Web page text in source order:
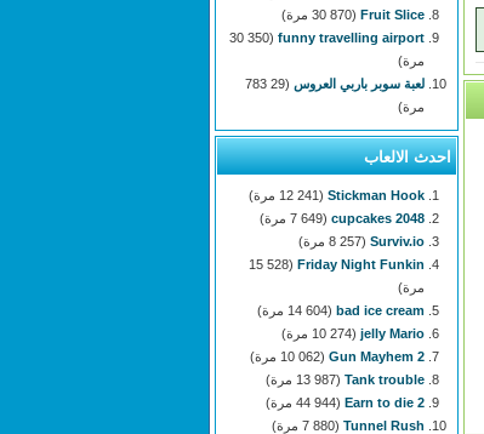
Fruit Slice (30 870 مرة)
funny travelling airport
(30 350
مرة)
لعبة سوبر باربي العروس
(29 783
مرة)
احدث الالعاب
Stickman Hook (12 241 مرة)
2048 cupcakes
(7 649 مرة)
Surviv.io (8 257 مرة)
Friday Night Funkin
(15 528
مرة)
bad ice cream (14 604 مرة)
jelly Mario (10 274 مرة)
Gun Mayhem 2 (10 062 مرة)
Tank trouble (13 987 مرة)
Earn to die 2 (44 944 مرة)
Tunnel Rush (7 880 مرة)